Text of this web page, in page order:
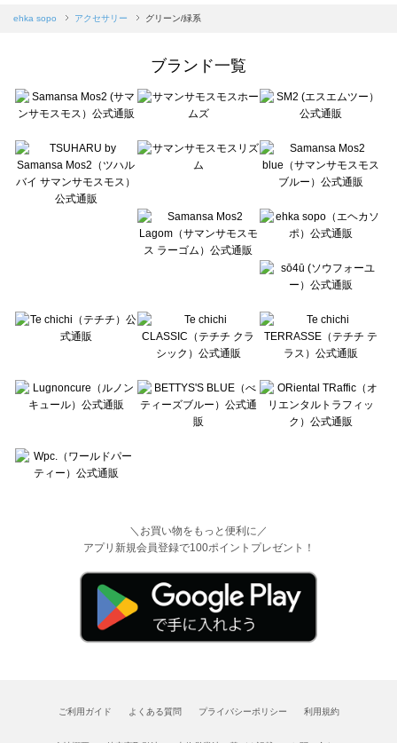
Samansa Mos2 blue（サマンサモスモス ブルー）のアクセサリー一覧
sō4ū（ソウフォーユー）のアクセサリー一覧
Te chichi（テチチ）のアクセサリー一覧
Te chichi CLASSIC（テチチ クラシック）のアクセサリー一覧
Lugnoncure（ルノンキュール）のアクセサリー一覧
BETTY'S BLUE（べティーズブルー）のアクセサリー一覧
Wpc.（ワールドパーティー）のアクセサリー一覧
ehka sopo アクセサリー グリーン/緑系
ブランド一覧
＼お買い物をもっと便利に／
アプリ新規会員登録で100ポイントプレゼント！
ご利用ガイド よくある質問 プライバシーポリシー 利用規約